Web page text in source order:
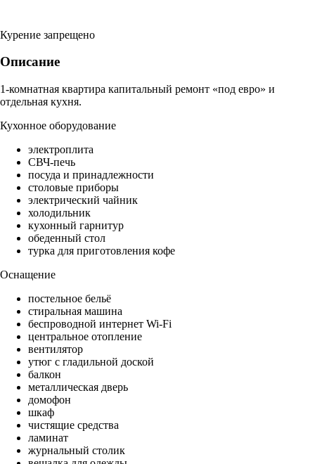
Курение запрещено
Описание
1-комнатная квартира капитальный ремонт «под евро» и
отдельная кухня.
Кухонное оборудование
электроплита
СВЧ-печь
посуда и принадлежности
столовые приборы
электрический чайник
холодильник
кухонный гарнитур
обеденный стол
турка для приготовления кофе
Оснащение
постельное бельё
стиральная машина
беспроводной интернет Wi-Fi
центральное отопление
вентилятор
утюг с гладильной доской
балкон
металлическая дверь
домофон
шкаф
чистящие средства
ламинат
журнальный столик